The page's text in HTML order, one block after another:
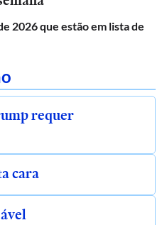
2026 que estão em lista de
requer
cara